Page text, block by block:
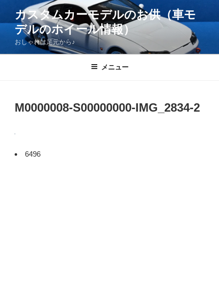
ツ
カスタムカーモデルのお供（車モ
デルのホイール情報）
おしゃれは足元から♪
メニュー
M0000008-S00000000-IMG_2834-2
6496